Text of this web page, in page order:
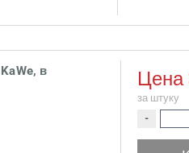
в
Цена
за штуку
-